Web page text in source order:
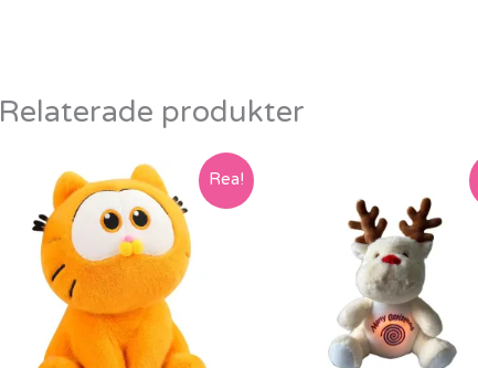
Relaterade produkter
Rea!